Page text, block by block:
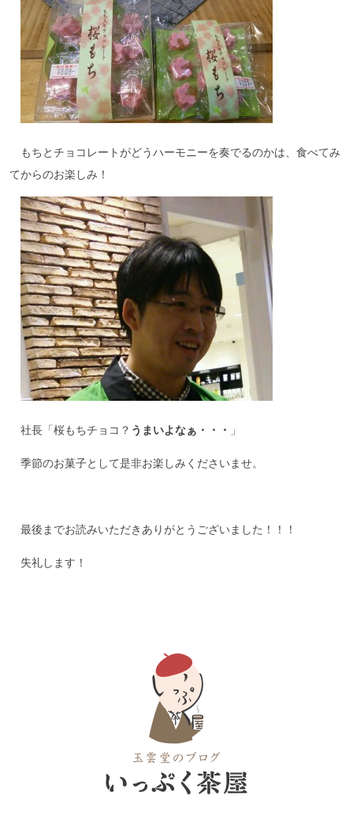
もちとチョコレートがどうハーモニーを奏でるのかは、食べてみ
てからのお楽しみ！
社長「桜もちチョコ？ うまいよなぁ・・・ 」
季節のお菓子として是非お楽しみくださいませ。
最後までお読みいただきありがとうございました！！！
失礼します！